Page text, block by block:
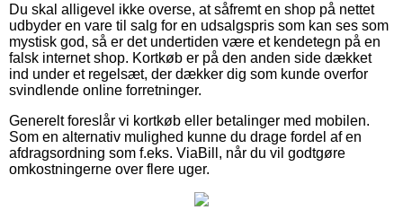
Du skal alligevel ikke overse, at såfremt en shop på nettet
udbyder en vare til salg for en udsalgspris som kan ses som
mystisk god, så er det undertiden være et kendetegn på en
falsk internet shop. Kortkøb er på den anden side dækket
ind under et regelsæt, der dækker dig som kunde overfor
svindlende online forretninger.
Generelt foreslår vi kortkøb eller betalinger med mobilen.
Som en alternativ mulighed kunne du drage fordel af en
afdragsordning som f.eks. ViaBill, når du vil godtgøre
omkostningerne over flere uger.